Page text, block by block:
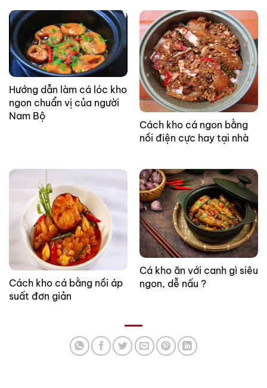
Hướng dẫn làm cá lóc kho
ngon chuẩn vị của người
Nam Bộ
Cách kho cá ngon bằng
nồi điện cực hay tại nhà
Cách kho cá bằng nồi áp
suất đơn giản
Cá kho ăn với canh gì siêu
ngon, dễ nấu ?